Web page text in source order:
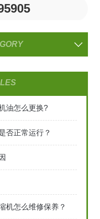
油怎么更换?
否正常运行？
机怎么维修保养？